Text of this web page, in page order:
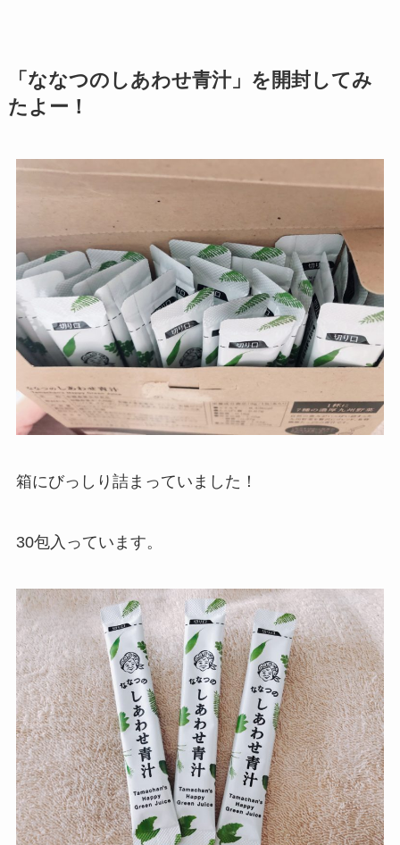
「ななつのしあわせ青汁」を開封してみ
たよー！
箱にびっしり詰まっていました！
30包入っています。